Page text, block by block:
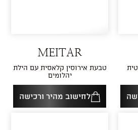
MEITAR
טבעת אירוסין קלאסית עם הילת
יהלומים
לחישוב מהיר ורכישה